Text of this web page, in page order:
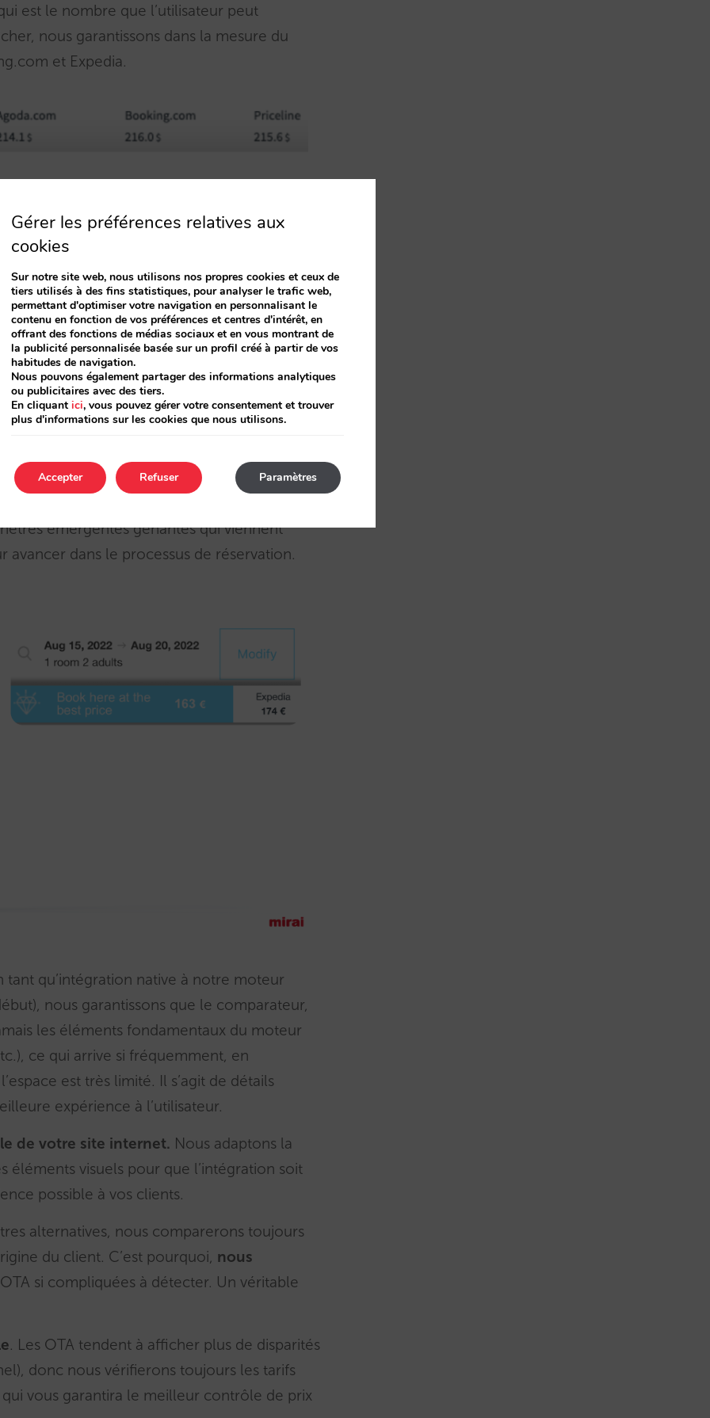
est le nombre que l’utilisateur peut
nous garantissons dans la mesure du
et Expedia.
réel,
pourquoi, nous afficherons les prix tels que
les clients.
automatiquement le prix pour le client au
toujours sous votre propre contrôle des OTAs
cet égaliseur, ainsi que la limite pour le
ou Booking.com). Cet ajustement de
la disparité, et en aucun cas aux autres, ce
ne concernera que les clients qui voient
jamais baissé pour tous.
mobiles. Nous avons énormément travaillé sur
parfaite qui garantisse une expérience
émergentes gênantes qui viennent
dans le processus de réservation.
tant qu’intégration native à notre moteur
nous garantissons que le comparateur,
les éléments fondamentaux du moteur
ce qui arrive si fréquemment, en
est très limité. Il s’agit de détails
expérience à l’utilisateur.
de votre site internet. Nous adaptons la
éléments visuels pour que l’intégration soit
possible à vos clients.
alternatives, nous comparerons toujours
du client. C’est pourquoi, nous
si compliquées à détecter. Un véritable
. Les OTA tendent à afficher plus de disparités
donc nous vérifierons toujours les tarifs
vous garantira le meilleur contrôle de prix
Gérer les préférences relatives aux
cookies
Sur notre site web, nous utilisons nos propres cookies et ceux de
tiers utilisés à des fins statistiques, pour analyser le trafic web,
permettant d'optimiser votre navigation en personnalisant le
contenu en fonction de vos préférences et centres d'intérêt, en
offrant des fonctions de médias sociaux et en vous montrant de
la publicité personnalisée basée sur un profil créé à partir de vos
habitudes de navigation.
Nous pouvons également partager des informations analytiques
ou publicitaires avec des tiers.
En cliquant ici, vous pouvez gérer votre consentement et trouver
plus d'informations sur les cookies que nous utilisons.
Accepter Paramètres
Refuser